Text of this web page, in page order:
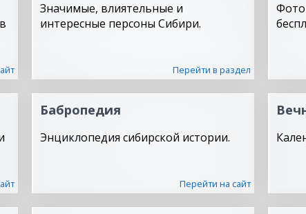
Значимые, влиятельные и
интересные персоны Сибири.
Перейти в раздел
Бабропедия
Энциклопедия сибирской истории.
Перейти на сайт